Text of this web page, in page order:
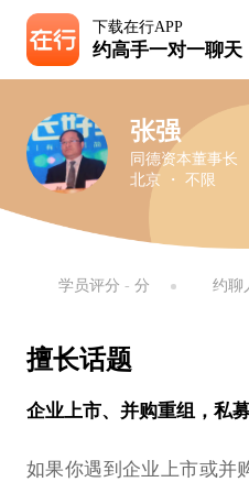
下载在行APP
约高手一对一聊天
张强
同德资本董事长
北京 ・ 不限
学员评分 - 分 约聊
擅长话题
企业上市、并购重组，私
如果你遇到企业上市或并